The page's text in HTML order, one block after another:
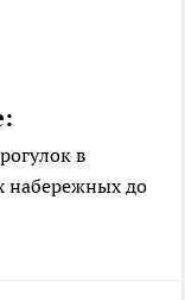
в
набережных до